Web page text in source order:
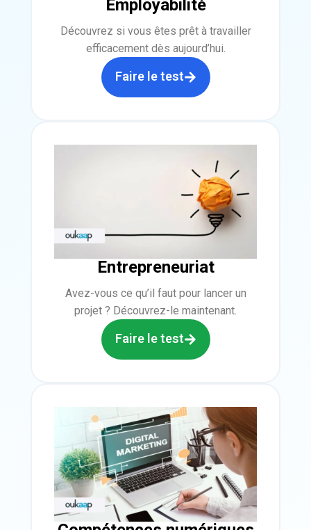
Employabilité
Découvrez si vous êtes prêt à travailler
efficacement dès aujourd’hui.
Faire le test
Entrepreneuriat
Avez-vous ce qu’il faut pour lancer un
projet ? Découvrez-le maintenant.
Faire le test